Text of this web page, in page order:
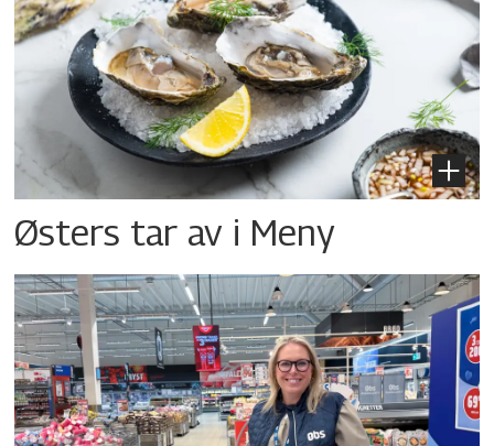
Østers tar av i Meny